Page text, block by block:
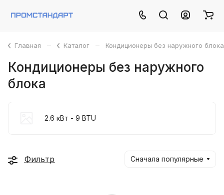
Главная – Каталог – Кондиционеры без наружного блока
Кондиционеры без наружного
блока
2.6 кВт - 9 BTU
Фильтр Сначала популярные